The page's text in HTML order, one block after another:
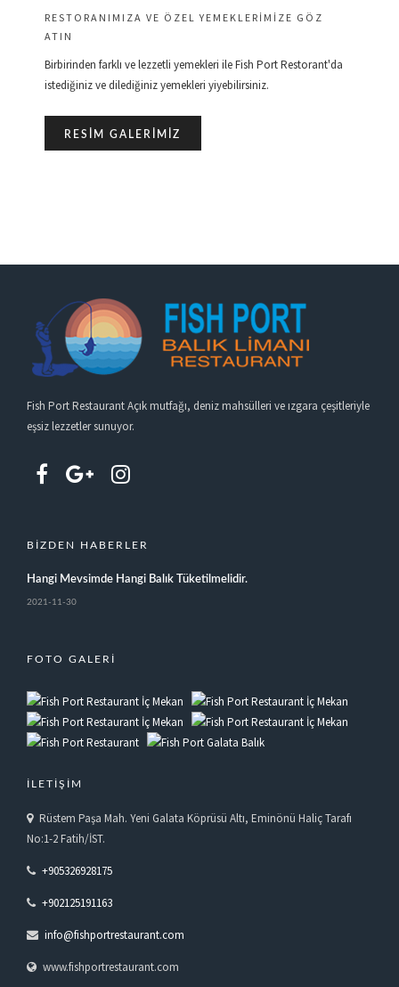
RESTORANIMIZA VE ÖZEL YEMEKLERİMİZE GÖZ
ATIN
Birbirinden farklı ve lezzetli yemekleri ile Fish Port Restorant'da
istediğiniz ve dilediğiniz yemekleri yiyebilirsiniz.
RESIM GALERIMIZ
Fish Port Restaurant Açık mutfağı, deniz mahsülleri ve ızgara çeşitleriyle
eşsiz lezzetler sunuyor.
BIZDEN HABERLER
Hangi Mevsimde Hangi Balık Tüketilmelidir.
2021-11-30
FOTO GALERI
İLETIŞIM
Rüstem Paşa Mah. Yeni Galata Köprüsü Altı, Eminönü Haliç Tarafı
No:1-2 Fatih/İST.
+905326928175
‎+902125191163
info@fishportrestaurant.com
www.fishportrestaurant.com